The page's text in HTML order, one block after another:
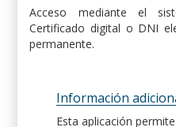
Acceso mediante el
Certificado digital o DNI
permanente.
Información
Esta aplicación